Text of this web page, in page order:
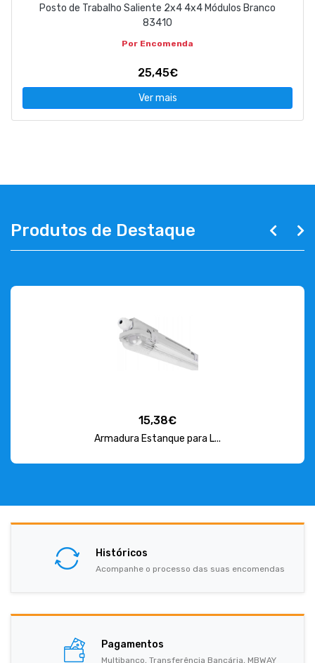
Posto de Trabalho Saliente 2x4 4x4 Módulos Branco
83410
Por Encomenda
25,45€
Ver mais
Produtos de Destaque
15,38€
Armadura Estanque para L...
Históricos
Acompanhe o processo das suas encomendas
Pagamentos
Multibanco, Transferência Bancária, MBWAY